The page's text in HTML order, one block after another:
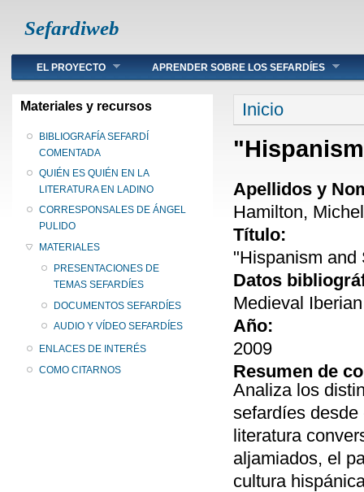
Sefardiweb
Main menu
EL PROYECTO APRENDER SOBRE LOS SEFARDÍES
Materiales y recursos
BIBLIOGRAFÍA SEFARDÍ
COMENTADA
QUIÉN ES QUIÉN EN LA
LITERATURA EN LADINO
CORRESPONSALES DE ÁNGEL
PULIDO
MATERIALES
PRESENTACIONES DE
TEMAS SEFARDÍES
DOCUMENTOS SEFARDÍES
AUDIO Y VÍDEO SEFARDÍES
ENLACES DE INTERÉS
COMO CITARNOS
Se encuentra
Inicio
Apellidos y
Hamilton,
Título:
"Hispanism and
Datos
Medieval
Año:
2009
Resumen de
Analiza los
sefardíes
literatura
aljamiados, el
cultura